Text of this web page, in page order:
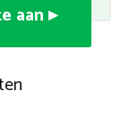
aan ▸